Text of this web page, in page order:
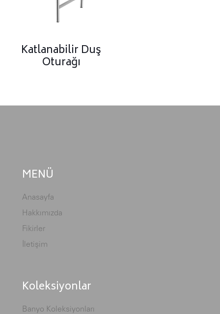
Katlanabilir Duş
Oturağı
MENÜ
Anasayfa
Hakkımızda
Fikirler
İletişim
Koleksiyonlar
Banyo Koleksiyonları